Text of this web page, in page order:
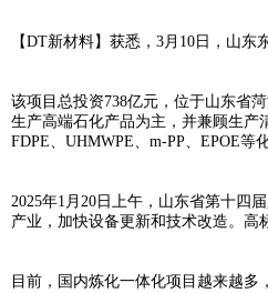
【DT新材料】获悉，3月10日， 山东
该项目总投资738亿元，位于山东省
生产高端石化产品为主，并兼顾生产
FDPE、 UHMWPE、m-PP、EPOE等
2025年1月20日上午，山东省第十四
产业，加快设备更新和技术改造。
目前，国内炼化一体化项目越来越